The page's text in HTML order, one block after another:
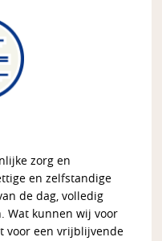
zorg en
en zelfstandige
de dag, volledig
Wat kunnen wij voor
voor een vrijblijvende